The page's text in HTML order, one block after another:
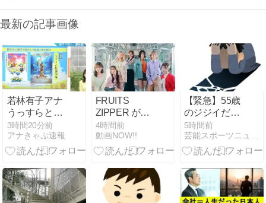
最新の記事画像
若林有子アナ
うっすらと透
ける！！
3時間20分前
アナきゃぷ速報
FRUITS
ZIPPER が出
演する 東武鉄
道 のCM「進
もう、きっと
ら。」篇
4時間前
動画NOW!!
【緊急】55歳
のジジイだが
とんでもない
ことになっ
た・・・・・・
5時間前